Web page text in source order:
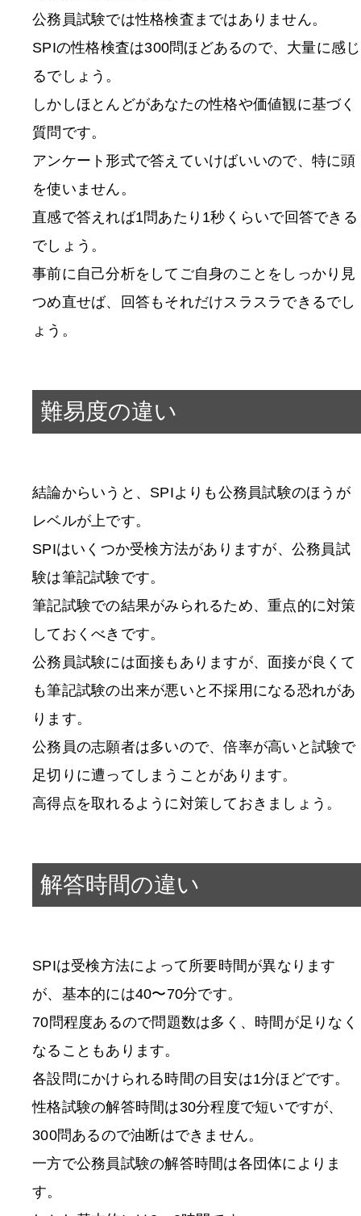
公務員試験では性格検査まではありません。
SPIの性格検査は300問ほどあるので、大量に感じ
るでしょう。
しかしほとんどがあなたの性格や価値観に基づく
質問です。
アンケート形式で答えていけばいいので、特に頭
を使いません。
直感で答えれば1問あたり1秒くらいで回答できる
でしょう。
事前に自己分析をしてご自身のことをしっかり見
つめ直せば、回答もそれだけスラスラできるでし
ょう。
難易度の違い
結論からいうと、SPIよりも公務員試験のほうが
レベルが上です。
SPIはいくつか受検方法がありますが、公務員試
験は筆記試験です。
筆記試験での結果がみられるため、重点的に対策
しておくべきです。
公務員試験には面接もありますが、面接が良くて
も筆記試験の出来が悪いと不採用になる恐れがあ
ります。
公務員の志願者は多いので、倍率が高いと試験で
足切りに遭ってしまうことがあります。
高得点を取れるように対策しておきましょう。
解答時間の違い
SPIは受検方法によって所要時間が異なります
が、基本的には40〜70分です。
70問程度あるので問題数は多く、時間が足りなく
なることもあります。
各設問にかけられる時間の目安は1分ほどです。
性格試験の解答時間は30分程度で短いですが、
300問あるので油断はできません。
一方で公務員試験の解答時間は各団体によりま
す。